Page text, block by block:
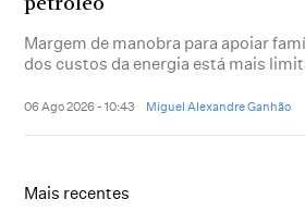
petróleo
Margem de manobra para apoiar
dos custos da energia está mais
06 Ago 2026 - 10:43 Miguel Alexandre Ganhão
Mais recentes